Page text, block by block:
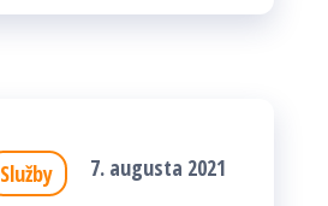
Služby 7. augusta 2021